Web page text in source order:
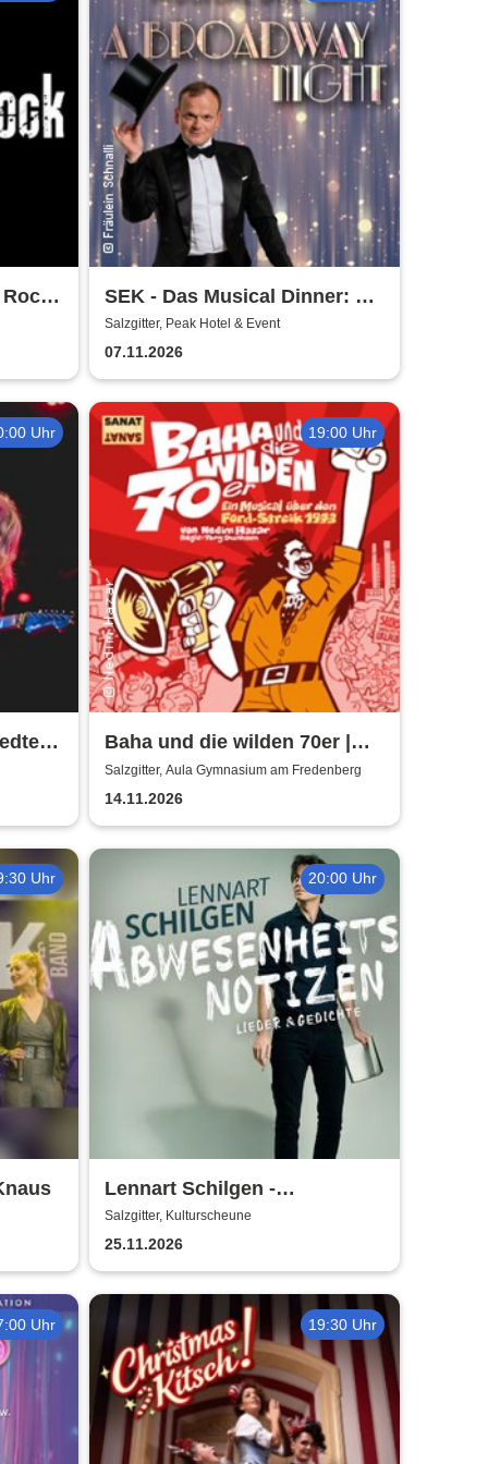
SEK - Das Musical Dinner: A
Broadway Night
Salzgitter, Peak Hotel & Event
07.11.2026
Uhr 19:00 Uhr
Baha und die wilden 70er |
Aula Gymnasium am
Fredenberg
Salzgitter, Aula Gymnasium am Fredenberg
14.11.2026
Uhr 20:00 Uhr
Lennart Schilgen -
Abwesenheitsnotizen
Salzgitter, Kulturscheune
25.11.2026
Uhr 19:30 Uhr